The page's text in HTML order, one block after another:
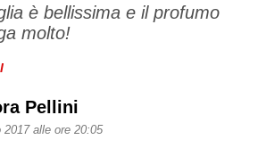
è bellissima e il profumo
molto!
Pellini
2017 alle ore 20:05